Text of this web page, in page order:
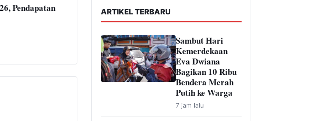
Pendapatan
ARTIKEL TERBARU
Sambut Hari
Kemerdekaan
Eva Dwiana
Bagikan 10 Ribu
Bendera Merah
Putih ke Warga
7 jam lalu